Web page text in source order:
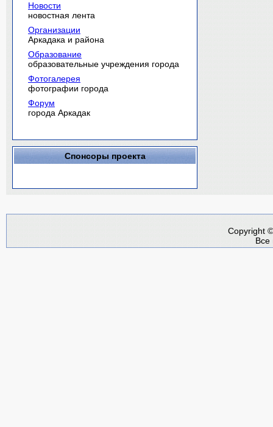
Новости
новостная лента
Организации
Аркадака и района
Образование
образовательные учреждения города
Фотогалерея
фотографии города
Форум
города Аркадак
Спонсоры проекта
Copyright
Все